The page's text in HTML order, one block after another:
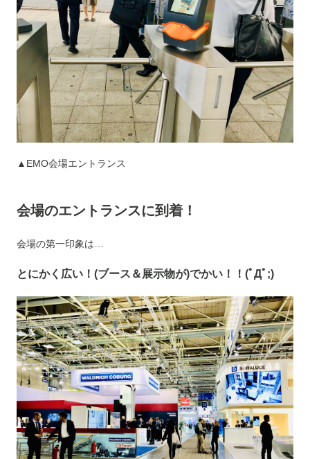
▲EMO会場エントランス
会場のエントランスに到着！
会場の第一印象は…
とにかく広い！(ブース＆展示物が)でかい！！(ﾟДﾟ;)